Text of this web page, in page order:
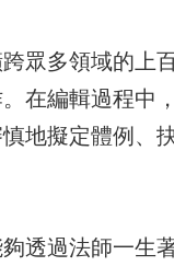
眾多領域的上
在編輯過程中
地擬定體例、
透過法師一生